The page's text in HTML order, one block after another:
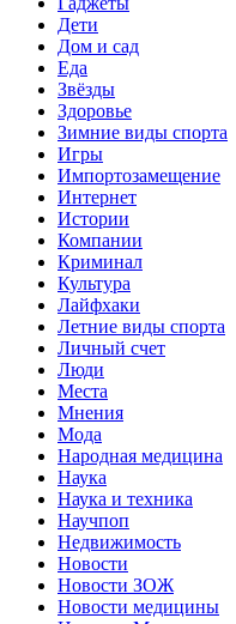
Дети
Дом и сад
Еда
Звёзды
Здоровье
Зимние виды спорта
Игры
Импортозамещение
Интернет
Истории
Компании
Криминал
Культура
Лайфхаки
Летние виды спорта
Личный счет
Люди
Места
Мнения
Мода
Народная медицина
Наука
Наука и техника
Научпоп
Недвижимость
Новости
Новости ЗОЖ
Новости медицины